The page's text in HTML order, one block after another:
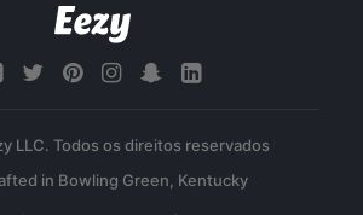
LLC. Todos os direitos reservados